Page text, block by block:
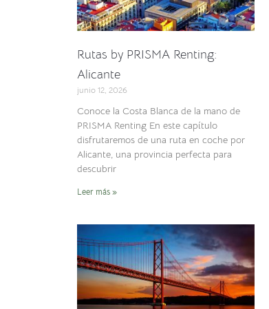
Rutas by PRISMA Renting:
Alicante
junio 12, 2026
Conoce la Costa Blanca de la mano de
PRISMA Renting En este capítulo
disfrutaremos de una ruta en coche por
Alicante, una provincia perfecta para
descubrir
Leer más »